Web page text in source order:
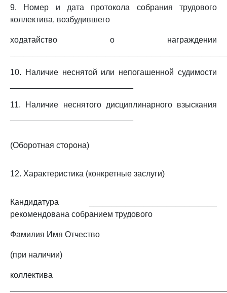
9. Номер и дата протокола собрания трудового
коллектива, возбудившего
ходатайство о награждении
10. Наличие неснятой или непогашенной судимости
11. Наличие неснятого дисциплинарного взыскания
(Оборотная сторона)
12. Характеристика (конкретные заслуги)
Кандидатура ____________________________
рекомендована собранием трудового
Фамилия Имя Отчество
(при наличии)
коллектива